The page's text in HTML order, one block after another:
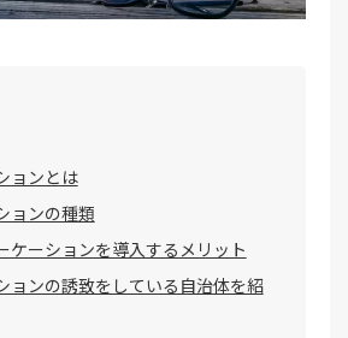
ョンとは
ョンの種類
ケーションを導入するメリット
ョンの誘致をしている自治体を紹